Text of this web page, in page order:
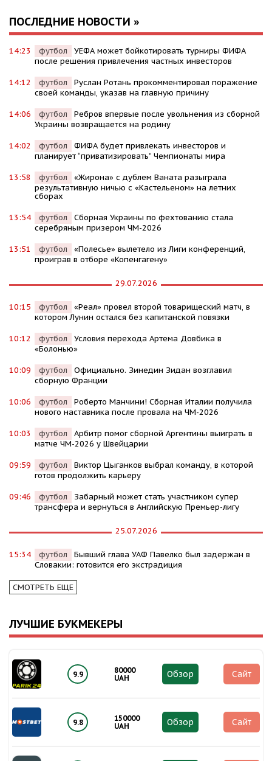
ПОСЛЕДНИЕ НОВОСТИ »
14:23 футбол
УЕФА может бойкотировать турниры ФИФА
после решения привлечения частных инвесторов
14:12 футбол
Руслан Ротань прокомментировал поражение
своей команды, указав на главную причину
14:06 футбол
Ребров впервые после увольнения из сборной
Украины возвращается на родину
14:02 футбол
ФИФА будет привлекать инвесторов и
планирует “приватизировать” Чемпионаты мира
13:58 футбол
«Жирона» с дублем Ваната разыграла
результативную ничью с «Кастельеном» на летних
сборах
13:54 футбол
Сборная Украины по фехтованию стала
серебряным призером ЧМ-2026
13:51 футбол
«Полесье» вылетело из Лиги конференций,
проиграв в отборе «Копенгагену»
29.07.2026
10:15 футбол
«Реал» провел второй товарищеский матч, в
котором Лунин остался без капитанской повязки
10:12 футбол
Условия перехода Артема Довбика в
«Болонью»
10:09 футбол
Официально. Зинедин Зидан возглавил
сборную Франции
10:06 футбол
Роберто Манчини! Сборная Италии получила
нового наставника после провала на ЧМ-2026
10:03 футбол
Арбитр помог сборной Аргентины выиграть в
матче ЧМ-2026 у Швейцарии
09:59 футбол
Виктор Цыганков выбрал команду, в которой
готов продолжить карьеру
09:46 футбол
Забарный может стать участником супер
трансфера и вернуться в Английскую Премьер-лигу
25.07.2026
15:34 футбол
Бывший глава УАФ Павелко был задержан в
Словакии: готовится его экстрадиция
СМОТРЕТЬ ЕЩЕ
ЛУЧШИЕ БУКМЕКЕРЫ
9.9
80000
UAH
Обзор Сайт
9.8
150000
UAH
Обзор Сайт